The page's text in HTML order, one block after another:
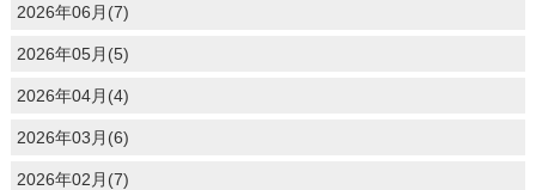
2026年06月(7)
2026年05月(5)
2026年04月(4)
2026年03月(6)
2026年02月(7)